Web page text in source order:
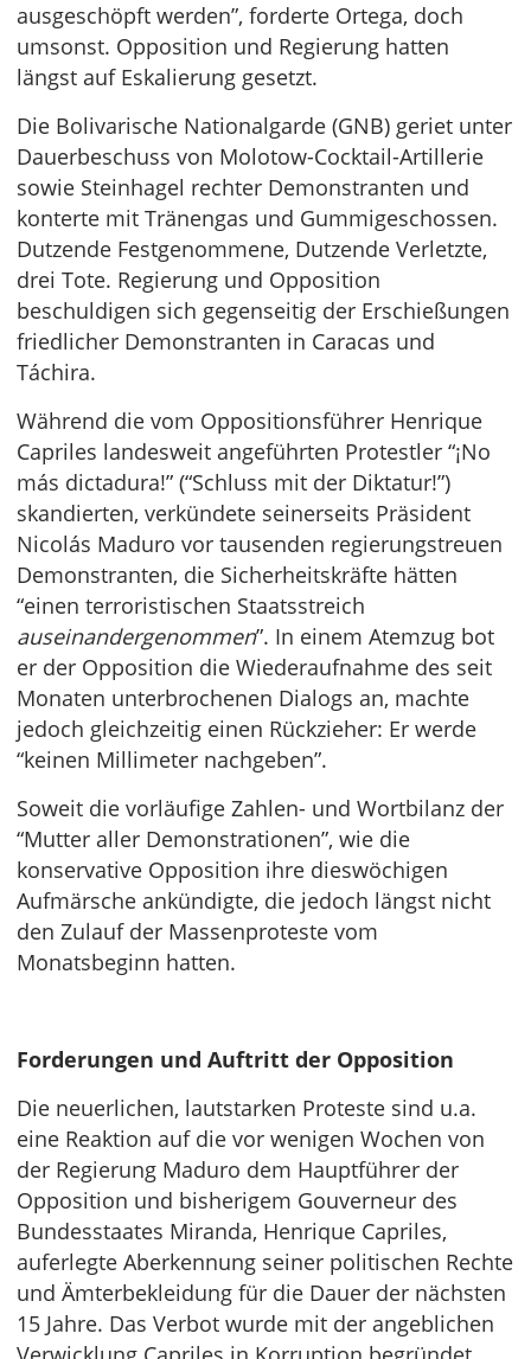
ausgeschöpft werden”, forderte Ortega, doch
umsonst. Opposition und Regierung hatten
längst auf Eskalierung gesetzt.
Die Bolivarische Nationalgarde (GNB) geriet unter
Dauerbeschuss von Molotow-Cocktail-Artillerie
sowie Steinhagel rechter Demonstranten und
konterte mit Tränengas und Gummigeschossen.
Dutzende Festgenommene, Dutzende Verletzte,
drei Tote. Regierung und Opposition
beschuldigen sich gegenseitig der Erschießungen
friedlicher Demonstranten in Caracas und
Táchira.
Während die vom Oppositionsführer Henrique
Capriles landesweit angeführten Protestler “¡No
más dictadura!” (“Schluss mit der Diktatur!”)
skandierten, verkündete seinerseits Präsident
Nicolás Maduro vor tausenden regierungstreuen
Demonstranten, die Sicherheitskräfte hätten
“einen terroristischen Staatsstreich
auseinandergenommen”. In einem Atemzug bot
er der Opposition die Wiederaufnahme des seit
Monaten unterbrochenen Dialogs an, machte
jedoch gleichzeitig einen Rückzieher: Er werde
“keinen Millimeter nachgeben”.
Soweit die vorläufige Zahlen- und Wortbilanz der
“Mutter aller Demonstrationen”, wie die
konservative Opposition ihre dieswöchigen
Aufmärsche ankündigte, die jedoch längst nicht
den Zulauf der Massenproteste vom
Monatsbeginn hatten.
Forderungen und Auftritt der Opposition
Die neuerlichen, lautstarken Proteste sind u.a.
eine Reaktion auf die vor wenigen Wochen von
der Regierung Maduro dem Hauptführer der
Opposition und bisherigem Gouverneur des
Bundesstaates Miranda, Henrique Capriles,
auferlegte Aberkennung seiner politischen Rechte
und Ämterbekleidung für die Dauer der nächsten
15 Jahre. Das Verbot wurde mit der angeblichen